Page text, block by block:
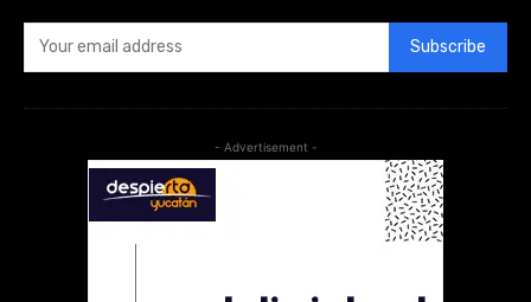
Subscribe
- Advertisement -